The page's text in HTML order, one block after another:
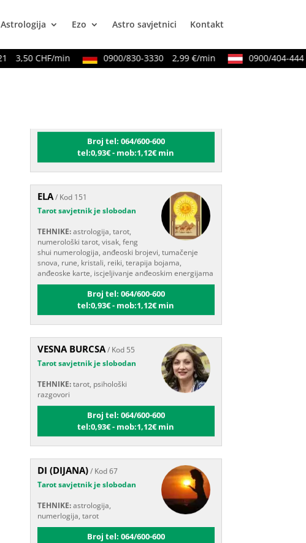
Astrologija Ezo Astro savjetnici Kontakt
3,50 CHF/min 0900/830-3330 2,99 €/min 0900/404-444
VIKTORIJA/ Kod 369
tel:0,93€ - mob:1,12€ min
ELA/ Kod 151
Tarot savjetnik je slobodan
TEHNIKE:astrologija, tarot,
numerološki tarot, visak, feng
shui numerologija, anđeoski brojevi, tumačenje
snova, rune, kristali, reiki, terapija bojama,
anđeoske karte, iscjeljivanje anđeoskim energijama
Broj tel: 064/600-600
tel:0,93€ - mob:1,12€ min
VESNA BURCSA/ Kod 55
Tarot savjetnik je slobodan
TEHNIKE:tarot, psihološki
razgovori
tel:0,93€ - mob:1,12€ min
DI (DIJANA)/ Kod 67
Tarot savjetnik je slobodan
TEHNIKE:astrologija,
numerlogija, tarot
Broj tel: 064/600-600
tel:0,93€ - mob:1,12€ min